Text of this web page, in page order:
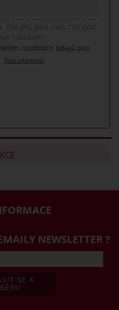
JPG, JPEG, PNG, TXT, DOC,
5 souborů)
osobních údajů pro
Více informací
NEWSLETTER ?